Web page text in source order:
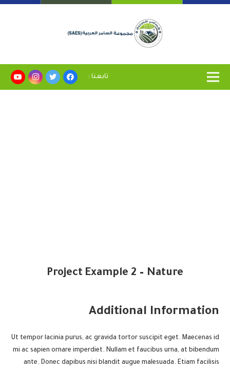
تابعنا :
Project Example 2 – Nature
Additional Information
Ut tempor lacinia purus, ac gravida tortor suscipit eget. Maecenas id
mi ac sapien ornare imperdiet. Nullam et faucibus urna, at bibendum
ante. Donec dapibus nisi blandit augue malesuada. Etiam facilisis